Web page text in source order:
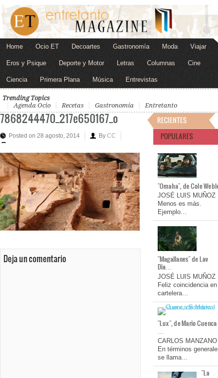
Home Ocio ET Decoartes Gastronomía Moda Viajar
Eros y Psique Deporte y Motor Letras Columnas Cine
Ciencia Primera Plana Música Entrevistas
Trending Topics
Agenda Ocio
Recetas Gastronomía Entretanto
7868244470_217e650167_o
Posted on 28 agosto, 2014 By CC
Deja un comentario
RECIENTES
POPULARES
"Omaha", de Cole
JOSÉ LUIS MUÑOZ
Menos es más.
Ejemplo…
"Magallanes" de Lav
Dia…
JOSÉ LUIS MUÑOZ
Feliz coincidencia en
cartelera…
"Lux", de Mario Cuenca
…
CARLOS MANZANO
En términos
se llama…
"La